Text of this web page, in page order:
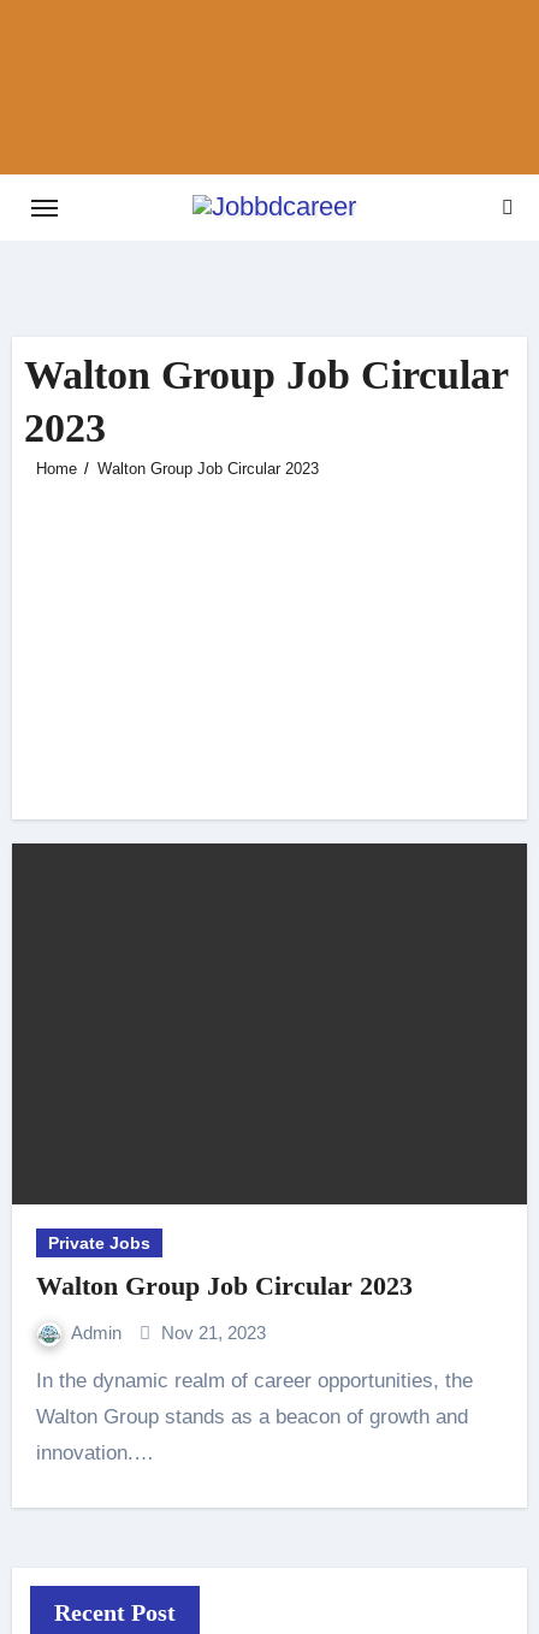
Walton Group Job Circular
2023
Home Walton Group Job Circular 2023
Private Jobs
Walton Group Job Circular 2023
Admin Nov 21, 2023
In the dynamic realm of career opportunities, the
Walton Group stands as a beacon of growth and
innovation.…
Recent Post